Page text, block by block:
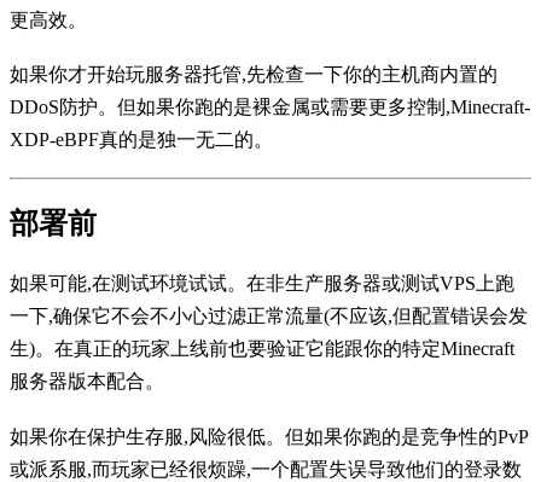
更高效。
如果你才开始玩服务器托管,先检查一下你的主机商内置的
DDoS防护。但如果你跑的是裸金属或需要更多控制,Minecraft-
XDP-eBPF真的是独一无二的。
部署前
如果可能,在测试环境试试。在非生产服务器或测试VPS上跑
一下,确保它不会不小心过滤正常流量(不应该,但配置错误会发
生)。在真正的玩家上线前也要验证它能跟你的特定Minecraft
服务器版本配合。
如果你在保护生存服,风险很低。但如果你跑的是竞争性的PvP
或派系服,而玩家已经很烦躁,一个配置失误导致他们的登录数